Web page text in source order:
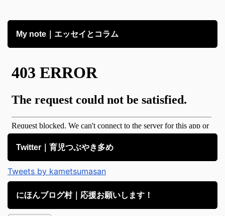
My note｜エッセイとコラム
Twitter｜育児つぶやき多め
Tweets by kametsumasan
にほんブログ村｜応援お願いします！